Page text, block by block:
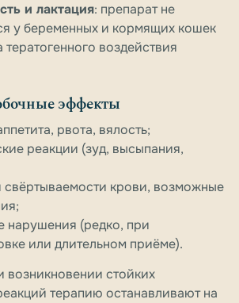
и лактация: препарат не
у беременных и кормящих кошек
тератогенного воздействия
эффекты
рвота, вялость;
реакции (зуд, высыпания,
крови, возможные
нарушения (редко, при
или длительном приёме).
возникновении стойких
терапию останавливают на